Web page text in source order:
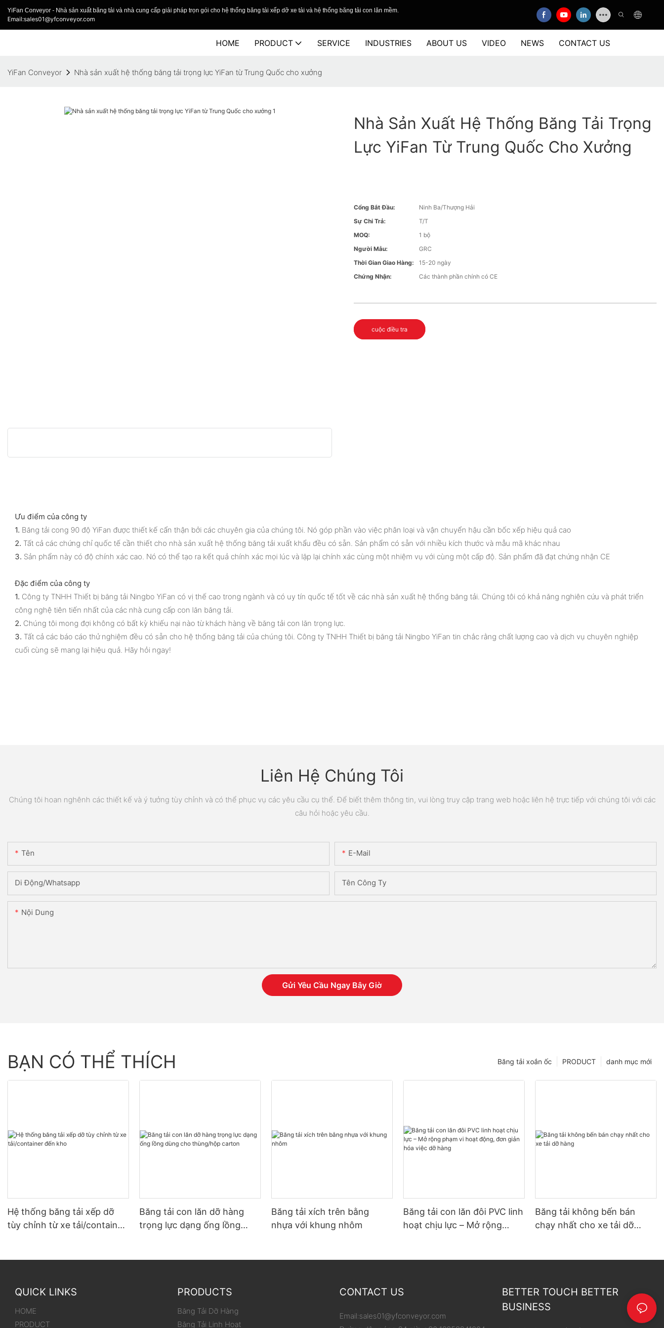
YiFan Conveyor - Nhà sản xuất băng tải và nhà cung cấp giải pháp trọn gói cho hệ thống băng tải xếp dỡ xe tải và hệ thống băng tải con lăn mềm.
Email:sales01@yfconveyor.com
HOME PRODUCT SERVICE INDUSTRIES ABOUT US VIDEO NEWS CONTACT US
YiFan Conveyor Nhà sản xuất hệ thống băng tải trọng lực YiFan từ Trung Quốc cho xưởng
Nhà Sản Xuất Hệ Thống Băng Tải Trọng
Lực YiFan Từ Trung Quốc Cho Xưởng
Cổng Bắt Đầu:
Ninh Ba/Thượng Hải
Sự Chi Trả:
T/T
MOQ:
1 bộ
Người Mẫu:
GRC
Thời Gian Giao Hàng:
15-20 ngày
Chứng Nhận:
Các thành phần chính có CE
cuộc điều tra
Ưu điểm của công ty
1. Băng tải cong 90 độ YiFan được thiết kế cẩn thận bởi các chuyên gia của chúng tôi. Nó góp phần vào việc phân loại và vận chuyển hậu cần bốc xếp hiệu quả cao
2. Tất cả các chứng chỉ quốc tế cần thiết cho nhà sản xuất hệ thống băng tải xuất khẩu đều có sẵn. Sản phẩm có sẵn với nhiều kích thước và mẫu mã khác nhau
3. Sản phẩm này có độ chính xác cao. Nó có thể tạo ra kết quả chính xác mọi lúc và lặp lại chính xác cùng một nhiệm vụ với cùng một cấp độ. Sản phẩm đã đạt chứng nhận CE
Đặc điểm của công ty
1. Công ty TNHH Thiết bị băng tải Ningbo YiFan có vị thế cao trong ngành và có uy tín quốc tế tốt về các nhà sản xuất hệ thống băng tải. Chúng tôi có khả năng nghiên cứu và phát triển
công nghệ tiên tiến nhất của các nhà cung cấp con lăn băng tải.
2. Chúng tôi mong đợi không có bất kỳ khiếu nại nào từ khách hàng về băng tải con lăn trọng lực.
3. Tất cả các báo cáo thử nghiệm đều có sẵn cho hệ thống băng tải của chúng tôi. Công ty TNHH Thiết bị băng tải Ningbo YiFan tin chắc rằng chất lượng cao và dịch vụ chuyên nghiệp
cuối cùng sẽ mang lại hiệu quả. Hãy hỏi ngay!
Liên Hệ Chúng Tôi
Chúng tôi hoan nghênh các thiết kế và ý tưởng tùy chỉnh và có thể phục vụ các yêu cầu cụ thể. Để biết thêm thông tin, vui lòng truy cập trang web hoặc liên hệ trực tiếp với chúng tôi với các
câu hỏi hoặc yêu cầu.
Tên E-Mail
Di Động/Whatsapp Tên Công Ty
Nội Dung
Gửi Yêu Cầu Ngay Bây Giờ
BẠN CÓ THỂ THÍCH danh mục mới
PRODUCT
Băng tải xoắn ốc
Hệ thống băng tải xếp dỡ
tùy chỉnh từ xe tải/container
Băng tải con lăn dỡ hàng
trọng lực dạng ống lồng
Băng tải xích trên bằng
nhựa với khung nhôm
Băng tải con lăn đôi PVC linh
hoạt chịu lực – Mở rộng
Băng tải không bến bán
chạy nhất cho xe tải dỡ
QUICK LINKS
HOME
PRODUCT
PRODUCTS
Băng Tải Dỡ Hàng
Băng Tải Linh Hoạt
CONTACT US
Email:sales01@yfconveyor.com
BETTER TOUCH BETTER
BUSINESS